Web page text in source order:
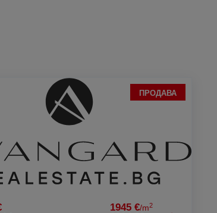
ПРОДАВА
1945 €/m2